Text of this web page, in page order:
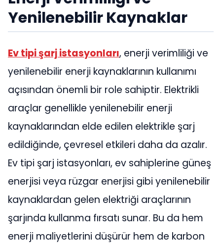
Yenilenebilir Kaynaklar
Ev tipi şarj istasyonları, enerji verimliliği ve
yenilenebilir enerji kaynaklarının kullanımı
açısından önemli bir role sahiptir. Elektrikli
araçlar genellikle yenilenebilir enerji
kaynaklarından elde edilen elektrikle şarj
edildiğinde, çevresel etkileri daha da azalır.
Ev tipi şarj istasyonları, ev sahiplerine güneş
enerjisi veya rüzgar enerjisi gibi yenilenebilir
kaynaklardan gelen elektriği araçlarının
şarjında kullanma fırsatı sunar. Bu da hem
enerji maliyetlerini düşürür hem de karbon